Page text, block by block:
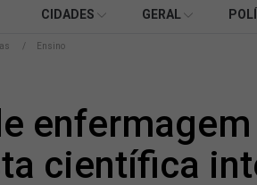
CIDADES GERAL
Ensino
científica